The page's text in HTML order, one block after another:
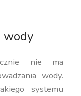
wody
nie ma
wody.
systemu